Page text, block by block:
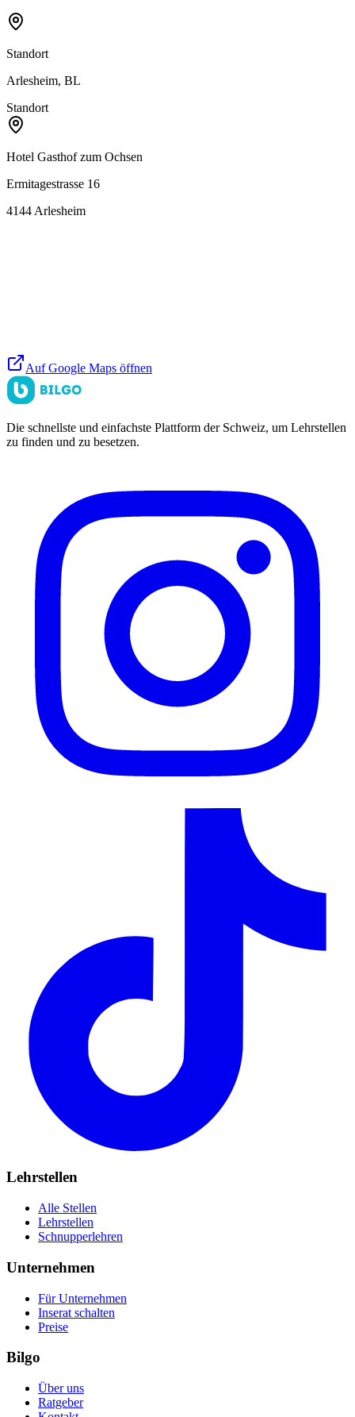
Standort
Arlesheim, BL
Standort
Hotel Gasthof zum Ochsen
Ermitagestrasse 16
4144 Arlesheim
Auf Google Maps öffnen
Die schnellste und einfachste Plattform der Schweiz, um Lehrstellen
zu finden und zu besetzen.
Lehrstellen
Alle Stellen
Lehrstellen
Schnupperlehren
Unternehmen
Für Unternehmen
Inserat schalten
Preise
Bilgo
Über uns
Ratgeber